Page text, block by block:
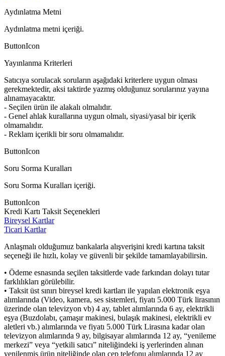
Aydınlatma Metni
Aydınlatma metni içeriği.
ButtonIcon
Yayınlanma Kriterleri
Satıcıya sorulacak soruların aşağıdaki kriterlere uygun olması
gerekmektedir, aksi taktirde yazmış olduğunuz sorularınız yayına
alınamayacaktır.
- Seçilen ürün ile alakalı olmalıdır.
- Genel ahlak kurallarına uygun olmalı, siyasi/yasal bir içerik
olmamalıdır.
- Reklam içerikli bir soru olmamalıdır.
ButtonIcon
Soru Sorma Kuralları
Soru Sorma Kuralları içeriği.
ButtonIcon
Kredi Kartı Taksit Seçenekleri
Bireysel Kartlar
Ticari Kartlar
Anlaşmalı olduğumuz bankalarla alışverişini kredi kartına taksit
seçeneği ile hızlı, kolay ve güvenli bir şekilde tamamlayabilirsin.
• Ödeme esnasında seçilen taksitlerde vade farkından dolayı tutar
farklılıkları görülebilir.
• Taksit üst sınırı bireysel kredi kartları ile yapılan elektronik eşya
alımlarında (Video, kamera, ses sistemleri, fiyatı 5.000 Türk lirasının
üzerinde olan televizyon vb) 4 ay, tablet alımlarında 6 ay, elektrikli
eşya (Buzdolabı, çamaşır makinesi, bulaşık makinesi, elektrikli ev
aletleri vb.) alımlarında ve fiyatı 5.000 Türk Lirasına kadar olan
televizyon alımlarında 9 ay, bilgisayar alımlarında 12 ay, “yenileme
merkezi” veya “yetkili satıcı” niteliğindeki iş yerlerinden alınan
yenilenmiş ürün niteliğinde olan cep telefonu alımlarında 12 ay